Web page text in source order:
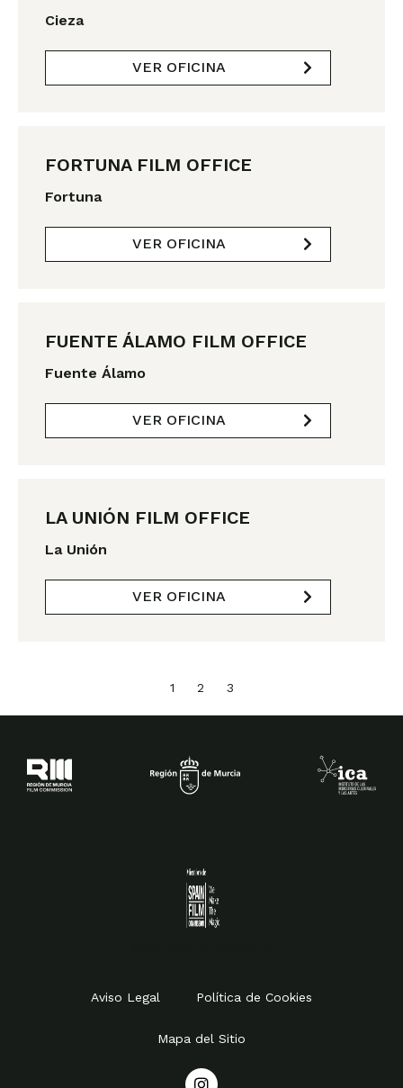
Cieza
VER OFICINA
FORTUNA FILM OFFICE
Fortuna
VER OFICINA
FUENTE ÁLAMO FILM OFFICE
Fuente Álamo
VER OFICINA
LA UNIÓN FILM OFFICE
La Unión
VER OFICINA
1 2 3
Aviso Legal Política de Cookies
Mapa del Sitio
I